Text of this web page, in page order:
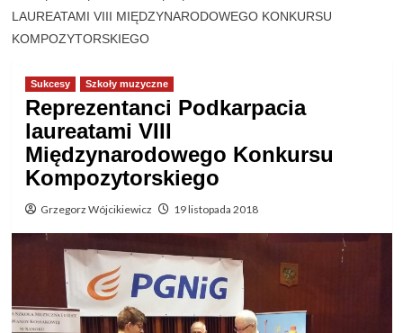
LAUREATAMI VIII MIĘDZYNARODOWEGO KONKURSU
KOMPOZYTORSKIEGO
Sukcesy Szkoły muzyczne
Reprezentanci Podkarpacia
laureatami VIII
Międzynarodowego Konkursu
Kompozytorskiego
Grzegorz Wójcikiewicz 19 listopada 2018